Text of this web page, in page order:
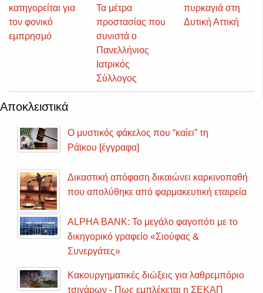
κατηγορείται για
τον φονικό
εμπρησμό
Τα μέτρα
προστασίας που
συνιστά ο
Πανελλήνιος
Ιατρικός
Σύλλογος
πυρκαγιά στη
Δυτική Αττική
Αποκλειστικά
Ο μυστικός φάκελος που “καίει” τη
Ράϊκου [έγγραφα]
Δικαστική απόφαση δικαιώνει καρκινοπαθή
που απολύθηκε από φαρμακευτική εταιρεία
ALPHA BANK: Το μεγάλο φαγοπότι με το
δικηγορικό γραφείο «Σιούφας &
Συνεργάτες»
Κακουργηματικές διώξεις για λαθρεμπόριο
τσιγάρων - Πως εμπλέκεται η ΣΕΚΑΠ